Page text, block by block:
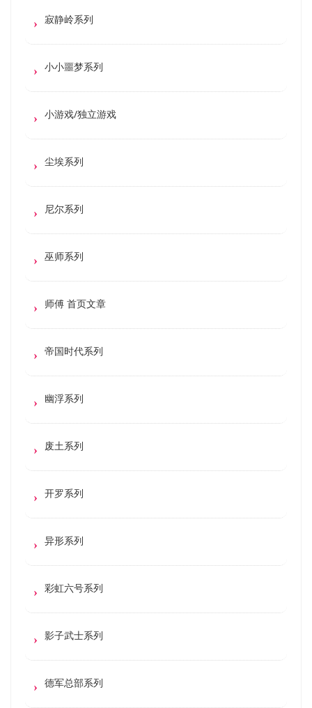
寂静岭系列
小小噩梦系列
小游戏/独立游戏
尘埃系列
尼尔系列
巫师系列
师傅 首页文章
帝国时代系列
幽浮系列
废土系列
开罗系列
异形系列
彩虹六号系列
影子武士系列
德军总部系列